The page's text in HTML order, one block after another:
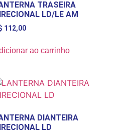
TRASEIRA
LD/LE AM
112,00
ao carrinho
DIANTEIRA
LD